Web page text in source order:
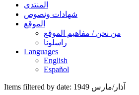
المنتدى
شهادات ونصوص
الموقع
من نحن / مفاهيم الموقع
راسلونا
Languages
English
Español
Items filtered by date: آذار/مارس 1949